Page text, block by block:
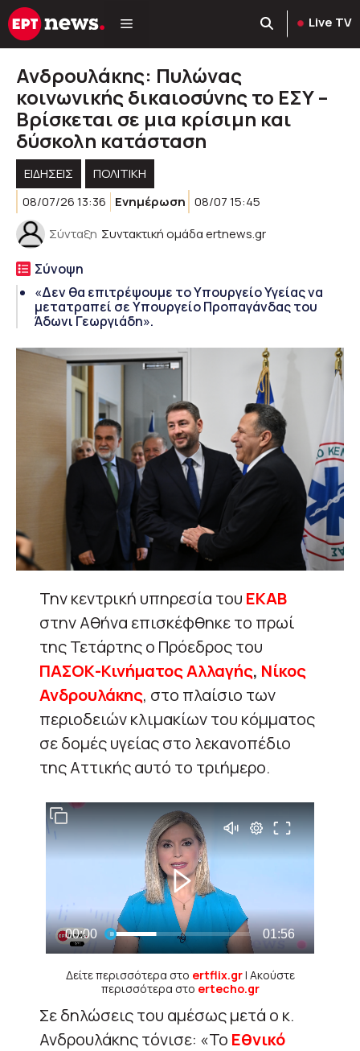
Μετάβαση
σε
Live TV
Ανδρουλάκης: Πυλώνας
κοινωνικής δικαιοσύνης το ΕΣΥ –
Bρίσκεται σε μια κρίσιμη και
δύσκολη κατάσταση
ΕΙΔΗΣΕΙΣ
ΠΟΛΙΤΙΚΉ
08/07/26 13:36
Ενημέρωση 08/07 15:45
Σύνταξη Συντακτική ομάδα ertnews.gr
Σύνοψη
«Δεν θα επιτρέψουμε το Υπουργείο Υγείας να
μετατραπεί σε Υπουργείο Προπαγάνδας του
Άδωνι Γεωργιάδη».
Την κεντρική υπηρεσία του ΕΚΑΒ
στην Αθήνα επισκέφθηκε το πρωί
της Τετάρτης ο Πρόεδρος του
ΠΑΣΟΚ-Κινήματος Αλλαγής, Νίκος
Ανδρουλάκης, στο πλαίσιο των
περιοδειών κλιμακίων του κόμματος
σε δομές υγείας στο λεκανοπέδιο
της Αττικής αυτό το τριήμερο.
Δείτε περισσότερα στο ertflix.gr| Ακούστε
περισσότερα στο ertecho.gr
Σε δηλώσεις του αμέσως μετά ο κ.
Ανδρουλάκης τόνισε: «Το Εθνικό